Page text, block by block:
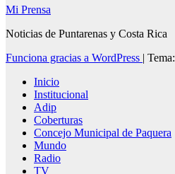
Mi Prensa
Noticias de Puntarenas y Costa Rica
Funciona gracias a WordPress | Tema:
Inicio
Institucional
Adip
Coberturas
Concejo Municipal de Paquera
Mundo
Radio
TV